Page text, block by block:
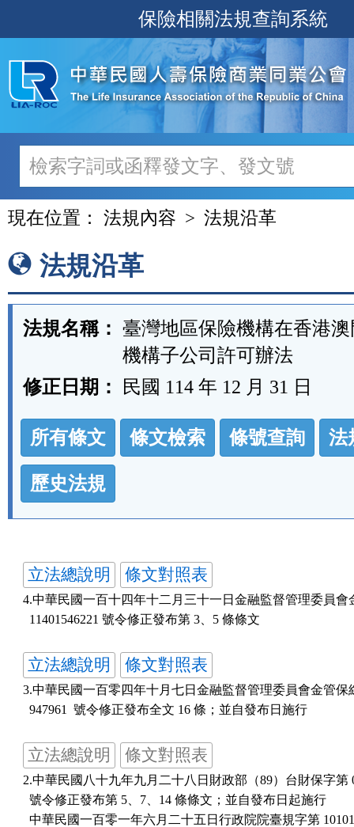
至
主
內
容
保險相關法規查詢系統
現在位置： 法規內容 法規沿革
法規沿革
法規名稱： 臺灣地區保險機構在香港
機構子公司許可辦法
修正日期：
民國 114 年 12 月 31 日
法
規
功
能
按
區
所有條文 條文檢索 條號查詢 法
歷史法規
立法總說明 條文對照表
4.中華民國一百十四年十二月三十一日金融監督管理委員會
  11401546221 號令修正發布第 3、5 條條文
立法總說明 條文對照表
3.中華民國一百零四年十月七日金融監督管理委員會金管保
立法總說明 條文對照表
2.中華民國八十九年九月二十八日財政部（89）台財保字第
  號令修正發布第 5、7、14 條條文；並自發布日起施行
中華民國一百零一年六月二十五日行政院院臺規字第